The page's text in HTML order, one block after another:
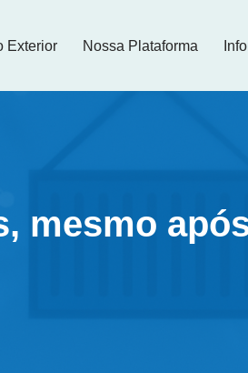
Exterior Nossa Plataforma
mesmo